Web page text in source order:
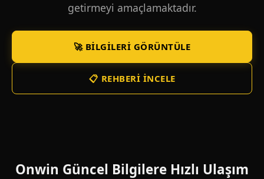
getirmeyi amaçlamaktadır.
🚀 BILGILERI GÖRÜNTÜLE
📋 REHBERI İNCELE
Onwin Güncel Bilgilere Hızlı Ulaşım